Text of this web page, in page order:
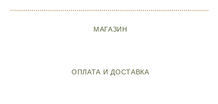
МАГАЗИН
ОПЛАТА И ДОСТАВКА